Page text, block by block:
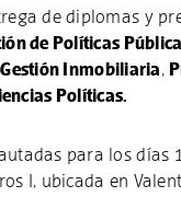
de diplomas y
de Políticas
Gestión Inmobiliaria,
Políticas.
para los días
I, ubicada en